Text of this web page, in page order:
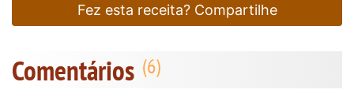
Fez esta receita? Compartilhe
Comentários